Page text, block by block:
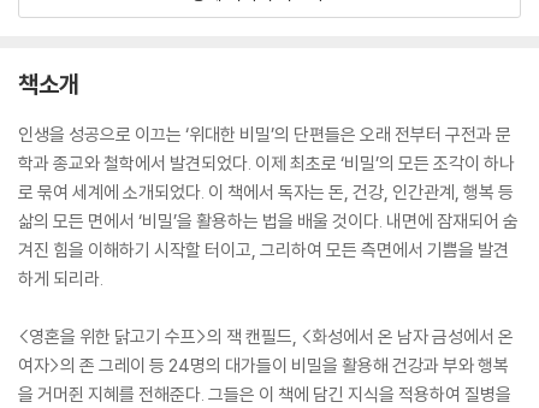
책소개
인생을 성공으로 이끄는 ‘위대한 비밀’의 단편들은 오래 전부터 구전과 문
학과 종교와 철학에서 발견되었다. 이제 최초로 ‘비밀’의 모든 조각이 하나
로 묶여 세계에 소개되었다. 이 책에서 독자는 돈, 건강, 인간관계, 행복 등
삶의 모든 면에서 ‘비밀’을 활용하는 법을 배울 것이다. 내면에 잠재되어 숨
겨진 힘을 이해하기 시작할 터이고, 그리하여 모든 측면에서 기쁨을 발견
하게 되리라.
<영혼을 위한 닭고기 수프>의 잭 캔필드, <화성에서 온 남자 금성에서 온
여자>의 존 그레이 등 24명의 대가들이 비밀을 활용해 건강과 부와 행복
을 거머쥔 지혜를 전해준다. 그들은 이 책에 담긴 지식을 적용하여 질병을